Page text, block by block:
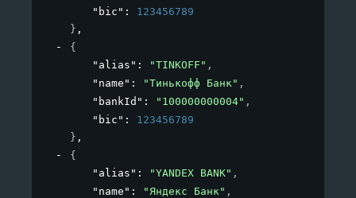
"bic" : 123456789
} ,
{
"alias" : "TINKOFF" ,
"name" : "Тинькофф Банк" ,
"bankId" : "100000000004" ,
"bic" : 123456789
} ,
{
"alias" : "YANDEX BANK" ,
"name" : "Яндекс Банк" ,